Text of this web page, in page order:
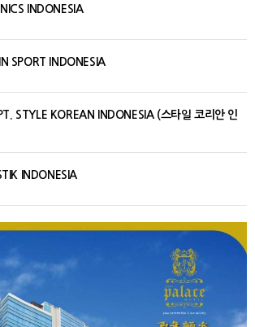
INDONESIA
SPORT INDONESIA
STYLE KOREAN INDONESIA (스타일 코리안 인
INDONESIA